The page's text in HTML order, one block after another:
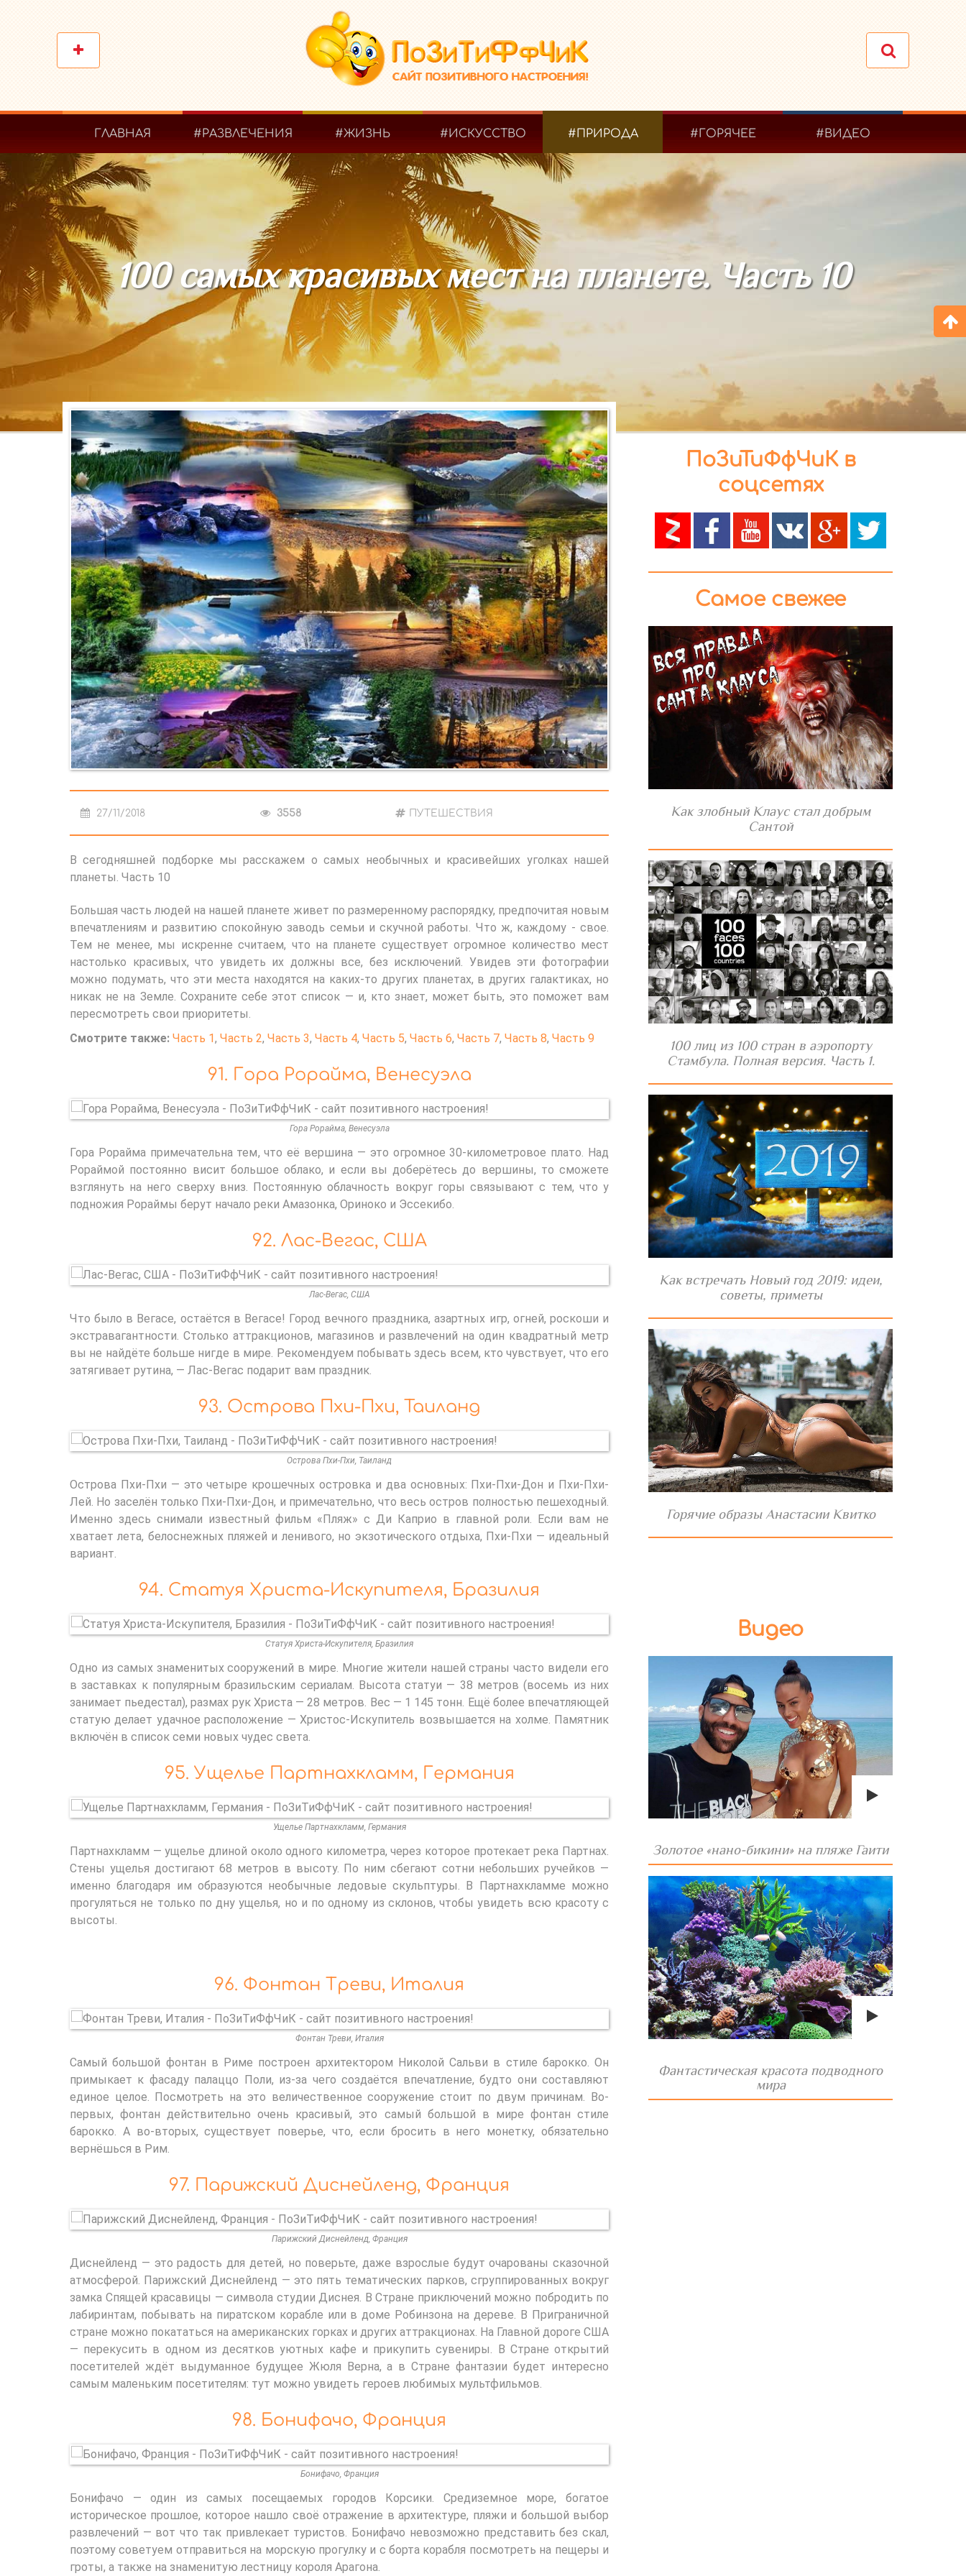
ГЛАВНАЯ #РАЗВЛЕЧЕНИЯ #ЖИЗНЬ #ИСКУССТВО #ПРИРОДА #ГОРЯЧЕЕ #ВИДЕО
100 самых красивых мест на планете. Часть 10
27/11/2018 3558 ПУТЕШЕСТВИЯ
В сегодняшней подборке мы расскажем о самых необычных и красивейших уголках нашей
планеты. Часть 10
Большая часть людей на нашей планете живет по размеренному распорядку, предпочитая новым
впечатлениям и развитию спокойную заводь семьи и скучной работы. Что ж, каждому - свое.
Тем не менее, мы искренне считаем, что на планете существует огромное количество мест
настолько красивых, что увидеть их должны все, без исключений. Увидев эти фотографии
можно подумать, что эти места находятся на каких-то других планетах, в других галактиках, но
никак не на Земле. Сохраните себе этот список — и, кто знает, может быть, это поможет вам
пересмотреть свои приоритеты.
Смотрите также: Часть 1, Часть 2, Часть 3, Часть 4, Часть 5, Часть 6, Часть 7, Часть 8, Часть 9
91. Гора Рорайма, Венесуэла
Гора Рорайма, Венесуэла
Гора Рорайма примечательна тем, что её вершина — это огромное 30-километровое плато. Над
Рораймой постоянно висит большое облако, и если вы доберётесь до вершины, то сможете
взглянуть на него сверху вниз. Постоянную облачность вокруг горы связывают с тем, что у
подножия Рораймы берут начало реки Амазонка, Ориноко и Эссекибо.
92. Лас-Вегас, США
Лас-Вегас, США
Что было в Вегасе, остаётся в Вегасе! Город вечного праздника, азартных игр, огней, роскоши и
экстравагантности. Столько аттракционов, магазинов и развлечений на один квадратный метр
вы не найдёте больше нигде в мире. Рекомендуем побывать здесь всем, кто чувствует, что его
затягивает рутина, — Лас-Вегас подарит вам праздник.
93. Острова Пхи-Пхи, Таиланд
Острова Пхи-Пхи, Таиланд
Острова Пхи-Пхи — это четыре крошечных островка и два основных: Пхи-Пхи-Дон и Пхи-Пхи-
Лей. Но заселён только Пхи-Пхи-Дон, и примечательно, что весь остров полностью пешеходный.
Именно здесь снимали известный фильм «Пляж» с Ди Каприо в главной роли. Если вам не
хватает лета, белоснежных пляжей и ленивого, но экзотического отдыха, Пхи-Пхи — идеальный
вариант.
94. Статуя Христа-Искупителя, Бразилия
Статуя Христа-Искупителя, Бразилия
Одно из самых знаменитых сооружений в мире. Многие жители нашей страны часто видели его
в заставках к популярным бразильским сериалам. Высота статуи — 38 метров (восемь из них
занимает пьедестал), размах рук Христа — 28 метров. Вес — 1 145 тонн. Ещё более впечатляющей
статую делает удачное расположение — Христос-Искупитель возвышается на холме. Памятник
включён в список семи новых чудес света.
95. Ущелье Партнахкламм, Германия
Ущелье Партнахкламм, Германия
Партнахкламм — ущелье длиной около одного километра, через которое протекает река Партнах.
Стены ущелья достигают 68 метров в высоту. По ним сбегают сотни небольших ручейков —
именно благодаря им образуются необычные ледовые скульптуры. В Партнахкламме можно
прогуляться не только по дну ущелья, но и по одному из склонов, чтобы увидеть всю красоту с
высоты.
96. Фонтан Треви, Италия
Фонтан Треви, Италия
Самый большой фонтан в Риме построен архитектором Николой Сальви в стиле барокко. Он
примыкает к фасаду палаццо Поли, из-за чего создаётся впечатление, будто они составляют
единое целое. Посмотреть на это величественное сооружение стоит по двум причинам. Во-
первых, фонтан действительно очень красивый, это самый большой в мире фонтан стиле
барокко. А во-вторых, существует поверье, что, если бросить в него монетку, обязательно
вернёшься в Рим.
97. Парижский Диснейленд, Франция
Парижский Диснейленд, Франция
Диснейленд — это радость для детей, но поверьте, даже взрослые будут очарованы сказочной
атмосферой. Парижский Диснейленд — это пять тематических парков, сгруппированных вокруг
замка Спящей красавицы — символа студии Диснея. В Стране приключений можно побродить по
лабиринтам, побывать на пиратском корабле или в доме Робинзона на дереве. В Приграничной
стране можно покататься на американских горках и других аттракционах. На Главной дороге США
— перекусить в одном из десятков уютных кафе и прикупить сувениры. В Стране открытий
посетителей ждёт выдуманное будущее Жюля Верна, а в Стране фантазии будет интересно
самым маленьким посетителям: тут можно увидеть героев любимых мультфильмов.
98. Бонифачо, Франция
Бонифачо, Франция
Бонифачо — один из самых посещаемых городов Корсики. Средиземное море, богатое
историческое прошлое, которое нашло своё отражение в архитектуре, пляжи и большой выбор
развлечений — вот что так привлекает туристов. Бонифачо невозможно представить без скал,
поэтому советуем отправиться на морскую прогулку и с борта корабля посмотреть на пещеры и
гроты, а также на знаменитую лестницу короля Арагона.
ПоЗиТиФфЧиК в
соцсетях
Самое свежее
Как злобный Клаус стал добрым
Сантой
100 лиц из 100 стран в аэропорту
Стамбула. Полная версия. Часть 1.
Как встречать Новый год 2019: идеи,
советы, приметы
Горячие образы Анастасии Квитко
Видео
Золотое «нано-бикини» на пляже Гаити
Фантастическая красота подводного
мира